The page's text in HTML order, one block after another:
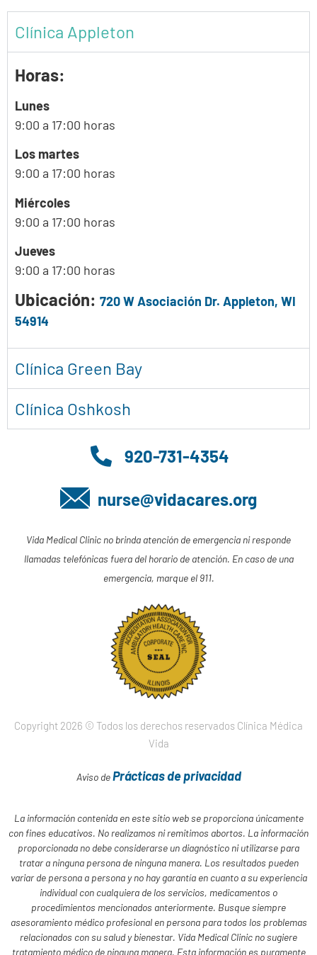
Clínica Appleton
Horas:
Lunes
9:00 a 17:00 horas
Los martes
9:00 a 17:00 horas
Miércoles
9:00 a 17:00 horas
Jueves
9:00 a 17:00 horas
Ubicación: 720 W Asociación Dr. Appleton, WI
54914
Clínica Green Bay
Clínica Oshkosh
920-731-4354
nurse@vidacares.org
Vida Medical Clinic no brinda atención de emergencia ni responde
llamadas telefónicas fuera del horario de atención. En caso de una
emergencia, marque el 911.
Copyright 2026 © Todos los derechos reservados Clínica Médica
Vida
Aviso dePrácticas de privacidad
La información contenida en este sitio web se proporciona únicamente
con fines educativos. No realizamos ni remitimos abortos. La información
proporcionada no debe considerarse un diagnóstico ni utilizarse para
tratar a ninguna persona de ninguna manera. Los resultados pueden
variar de persona a persona y no hay garantía en cuanto a su experiencia
individual con cualquiera de los servicios, medicamentos o
procedimientos mencionados anteriormente. Busque siempre
asesoramiento médico profesional en persona para todos los problemas
relacionados con su salud y bienestar. Vida Medical Clinic no sugiere
tratamiento médico de ninguna manera. Esta información es puramente